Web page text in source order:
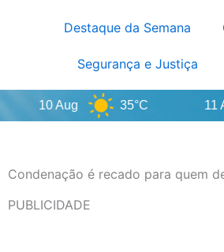
Destaque da Semana
Segurança e Justiça
10 Aug 35°C 11 Aug
Condenação é recado para quem
PUBLICIDADE